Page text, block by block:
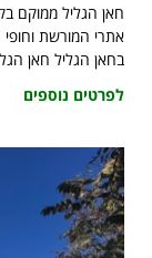
חאן הגליל ממוקם
אתרי המורשת
בחאן הגליל חאן
לפרטים נוספים